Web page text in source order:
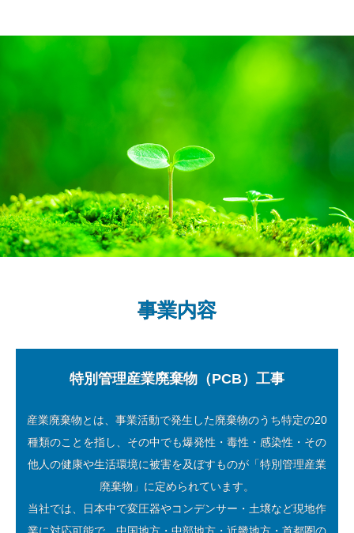
事業内容
特別管理産業廃棄物（PCB）工事
産業廃棄物とは、事業活動で発生した廃棄物のうち特定の20
種類のことを指し、その中でも爆発性・毒性・感染性・その
他人の健康や生活環境に被害を及ぼすものが「特別管理産業
廃棄物」に定められています。
当社では、日本中で変圧器やコンデンサー・土壌など現地作